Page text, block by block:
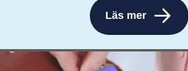
Läs mer